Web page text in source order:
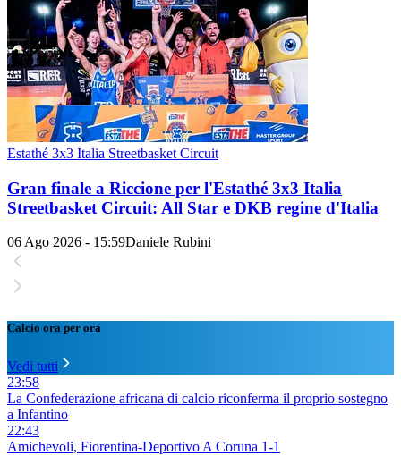
Estathé 3x3 Italia Streetbasket Circuit
Gran finale a Riccione per l'Estathé 3x3 Italia
Streetbasket Circuit: All Star e DKB regine d'Italia
06 Ago 2026 - 15:59Daniele Rubini
Calcio ora per ora
Vedi tutti
23:58
La Confederazione africana di calcio riconferma il proprio sostegno
a Infantino
22:43
Amichevoli, Fiorentina-Deportivo A Coruna 1-1